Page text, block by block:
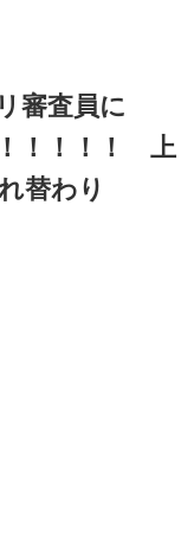
審査員に
！！！！！ 上
替わり